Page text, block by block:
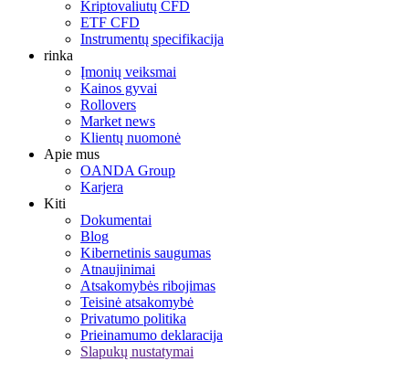
Kriptovaliutų CFD
ETF CFD
Instrumentų specifikacija
rinka
Įmonių veiksmai
Kainos gyvai
Rollovers
Market news
Klientų nuomonė
Apie mus
OANDA Group
Karjera
Kiti
Dokumentai
Blog
Kibernetinis saugumas
Atnaujinimai
Atsakomybės ribojimas
Teisinė atsakomybė
Privatumo politika
Prieinamumo deklaracija
Slapukų nustatymai